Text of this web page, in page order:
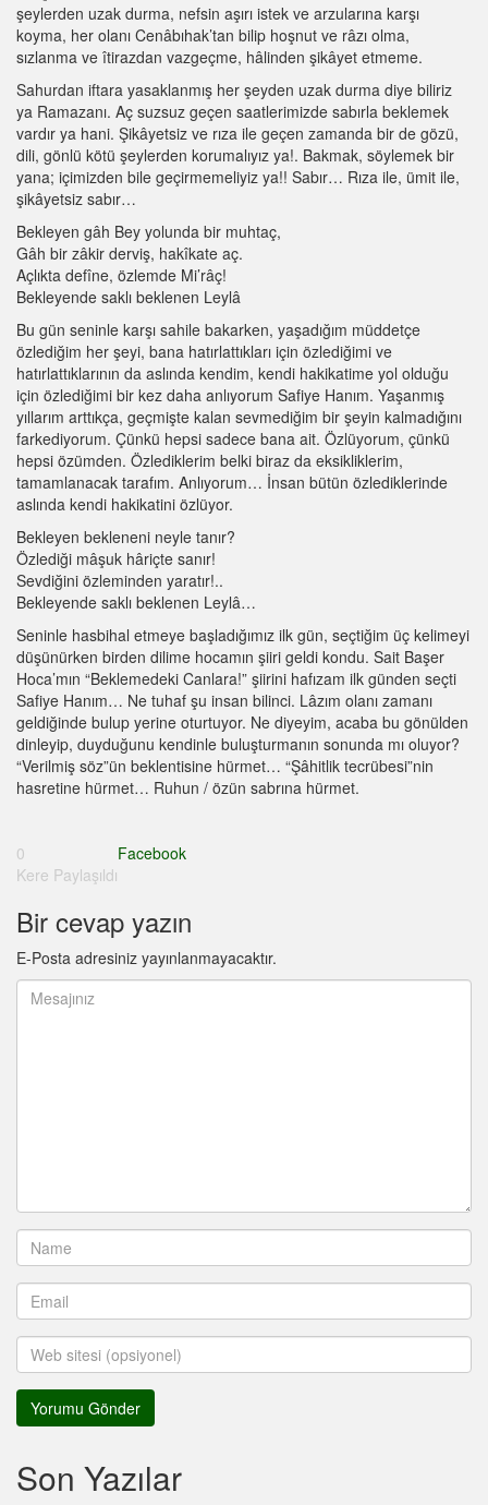
şeylerden uzak durma, nefsin aşırı istek ve arzularına karşı
koyma, her olanı Cenâbıhak’tan bilip hoşnut ve râzı olma,
sızlanma ve îtirazdan vazgeçme, hâlinden şikâyet etmeme.
Sahurdan iftara yasaklanmış her şeyden uzak durma diye biliriz
ya Ramazanı. Aç suzsuz geçen saatlerimizde sabırla beklemek
vardır ya hani. Şikâyetsiz ve rıza ile geçen zamanda bir de gözü,
dili, gönlü kötü şeylerden korumalıyız ya!. Bakmak, söylemek bir
yana; içimizden bile geçirmemeliyiz ya!! Sabır… Rıza ile, ümit ile,
şikâyetsiz sabır…
Bekleyen gâh Bey yolunda bir muhtaç,
Gâh bir zâkir derviş, hakîkate aç.
Açlıkta defîne, özlemde Mi’râç!
Bekleyende saklı beklenen Leylâ
Bu gün seninle karşı sahile bakarken, yaşadığım müddetçe
özlediğim her şeyi, bana hatırlattıkları için özlediğimi ve
hatırlattıklarının da aslında kendim, kendi hakikatime yol olduğu
için özlediğimi bir kez daha anlıyorum Safiye Hanım. Yaşanmış
yıllarım arttıkça, geçmişte kalan sevmediğim bir şeyin kalmadığını
farkediyorum. Çünkü hepsi sadece bana ait. Özlüyorum, çünkü
hepsi özümden. Özlediklerim belki biraz da eksikliklerim,
tamamlanacak tarafım. Anlıyorum… İnsan bütün özlediklerinde
aslında kendi hakikatini özlüyor.
Bekleyen bekleneni neyle tanır?
Özlediği mâşuk hâriçte sanır!
Sevdiğini özleminden yaratır!..
Bekleyende saklı beklenen Leylâ…
Seninle hasbihal etmeye başladığımız ilk gün, seçtiğim üç kelimeyi
düşünürken birden dilime hocamın şiiri geldi kondu. Sait Başer
Hoca’mın “Beklemedeki Canlara!” şiirini hafızam ilk günden seçti
Safiye Hanım… Ne tuhaf şu insan bilinci. Lâzım olanı zamanı
geldiğinde bulup yerine oturtuyor. Ne diyeyim, acaba bu gönülden
dinleyip, duyduğunu kendinle buluşturmanın sonunda mı oluyor?
“Verilmiş söz”ün beklentisine hürmet… “Şâhitlik tecrübesi”nin
hasretine hürmet… Ruhun / özün sabrına hürmet.
0
Kere Paylaşıldı
Facebook
Bir cevap yazın
E-Posta adresiniz yayınlanmayacaktır.
Son Yazılar